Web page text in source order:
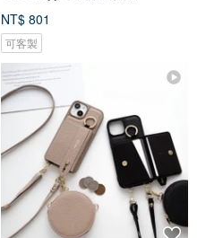
NT$ 801
可客製